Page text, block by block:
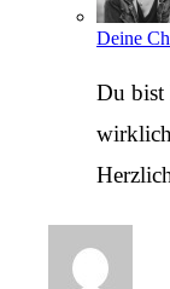
Deine
Du bist